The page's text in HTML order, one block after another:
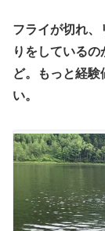
フライが切れ
りをしている
ど。もっと経
い。